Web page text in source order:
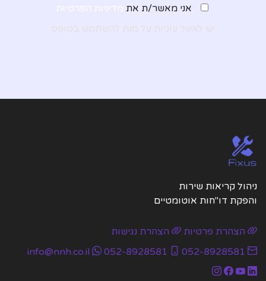
אני מאשר/ת את
יש לאשר עוגיות על מנת להשתמש בטופס
ניהול קריאות שירות
והפקת דו"חות אוטומטיים
הצהרת פרטיות
הצהרת נגישות
info@nnh.co.il
052-8928581 052-8928581